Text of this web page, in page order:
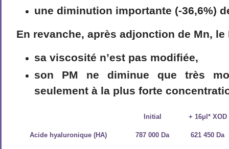
une diminution importante (-36,6%)
En revanche, après adjonction de Mn,
sa viscosité n’est pas modifiée,
son PM ne diminue que très
seulement à la plus forte
Initial + 16μl* XOD
Acide hyaluronique (HA) 787 000 Da 621 450 Da